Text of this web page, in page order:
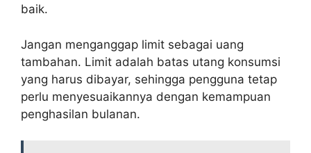
baik.
Jangan menganggap limit sebagai uang
tambahan. Limit adalah batas utang konsumsi
yang harus dibayar, sehingga pengguna tetap
perlu menyesuaikannya dengan kemampuan
penghasilan bulanan.